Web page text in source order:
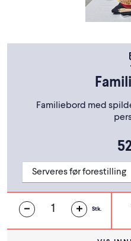
Familiebord med
Stk.